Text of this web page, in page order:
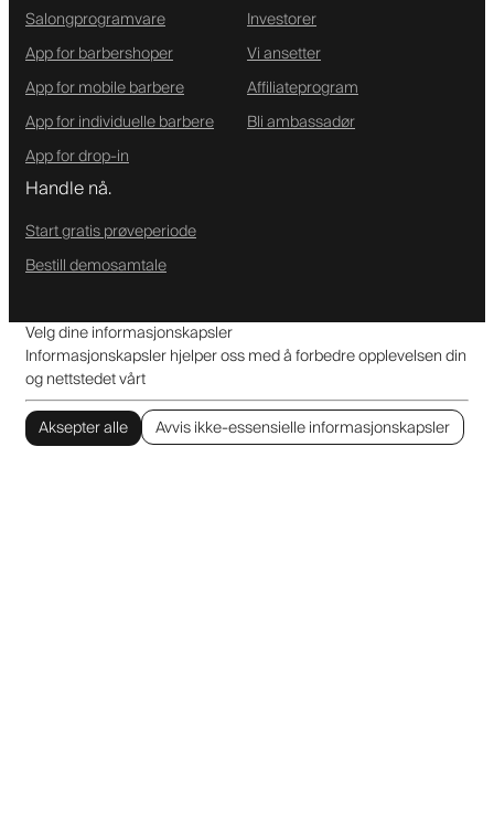
Salongprogramvare
App for barbershoper
App for mobile barbere
App for individuelle barbere
App for drop-in
Investorer
Vi ansetter
Affiliateprogram
Bli ambassadør
Handle nå.
Start gratis prøveperiode
Bestill demosamtale
Velg dine informasjonskapsler
Informasjonskapsler hjelper oss med å forbedre opplevelsen din
og nettstedet vårt
Aksepter alle
Avvis ikke-essensielle informasjonskapsler